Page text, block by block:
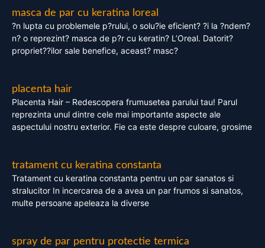
masca de par cu keratina loreal
?n lupta cu problemele p?rului, o solu?ie eficient? ?i la ?ndem?
n? o reprezint? masca de p?r cu keratin? L’Oreal. Datorit?
propriet??ilor sale benefice, aceast? masc?
placenta hair
Placenta Hair – Redescopera frumusetea parului tau! Parul
reprezinta unul dintre cele mai importante aspecte ale
aspectului nostru exterior. Fie ca este despre culoare, grosime
tratament cu keratina constanta
Tratament cu keratina constanta pentru un par sanatos si
stralucitor In incercarea de a avea un par frumos si sanatos,
multe persoane apeleaza la diverse
spray de par pentru protectie termica